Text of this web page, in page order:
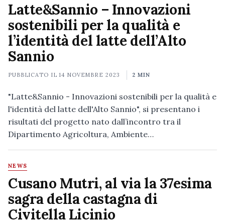
Latte&Sannio – Innovazioni
sostenibili per la qualità e
l’identità del latte dell’Alto
Sannio
PUBBLICATO IL14 NOVEMBRE 2023 2 MIN
"Latte&Sannio - Innovazioni sostenibili per la qualità e
l'identità del latte dell'Alto Sannio", si presentano i
risultati del progetto nato dall’incontro tra il
Dipartimento Agricoltura, Ambiente…
NEWS
Cusano Mutri, al via la 37esima
sagra della castagna di
Civitella Licinio